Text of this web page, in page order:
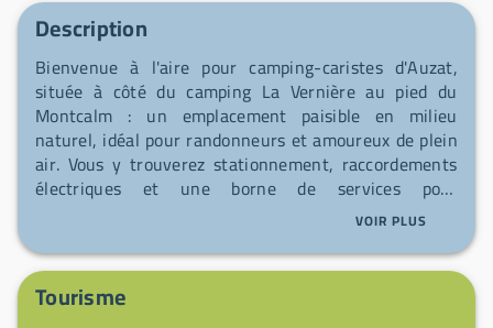
Description
Bienvenue à l'aire pour camping-caristes d'Auzat,
située à côté du camping La Vernière au pied du
Montcalm : un emplacement paisible en milieu
naturel, idéal pour randonneurs et amoureux de plein
air. Vous y trouverez stationnement, raccordements
électriques et une borne de services pour
ravitaillement en eau ainsi que vidange des eaux
grises et noires. L'aire fonctionne toute l'année (haute
et basse saison) et applique le PPRI : en cas de
nécessité, il vous sera demandé un numéro de
téléphone d'urgence et la plaque d'immatriculation du
VOIR PLUS
Tourisme